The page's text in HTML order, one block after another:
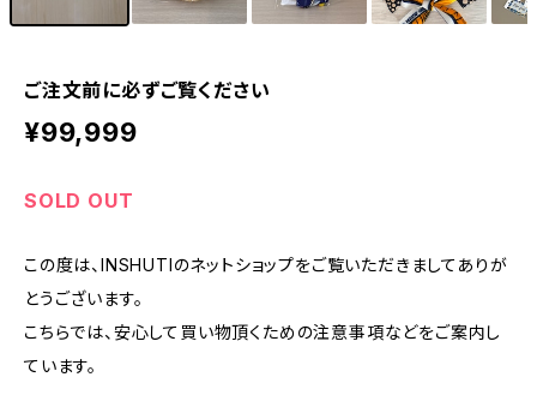
ご注文前に必ずご覧ください
¥99,999
SOLD OUT
この度は、INSHUTIのネットショップをご覧いただきましてありが
とうございます。
こちらでは、安心して買い物頂くための注意事項などをご案内し
ています。